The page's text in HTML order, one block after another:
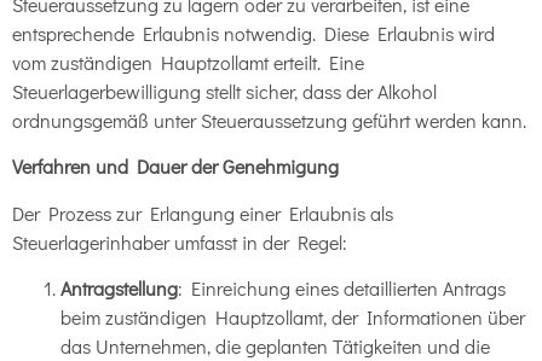
entsprechende Erlaubnis notwendig. Diese Erlaubnis wird
vom zuständigen Hauptzollamt erteilt. Eine
Steuerlagerbewilligung stellt sicher, dass der Alkohol
ordnungsgemäß unter Steueraussetzung geführt werden kann.
Verfahren und Dauer der Genehmigung
Der Prozess zur Erlangung einer Erlaubnis als
Steuerlagerinhaber umfasst in der Regel:
Antragstellung: Einreichung eines detaillierten Antrags
beim zuständigen Hauptzollamt, der Informationen über
das Unternehmen, die geplanten Tätigkeiten und die